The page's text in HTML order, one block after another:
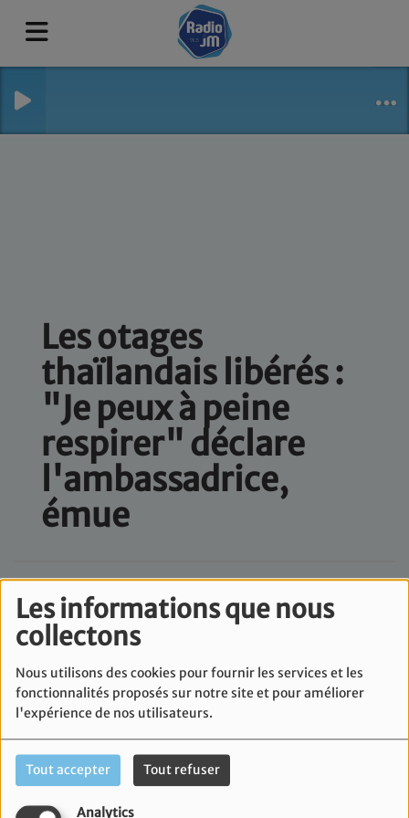
Les informations que nous
collectons
Nous utilisons des cookies pour fournir les services et les
fonctionnalités proposés sur notre site et pour améliorer
l'expérience de nos utilisateurs.
Tout accepter Tout refuser
Analytics
Les otages
thaïlandais libérés :
"Je peux à peine
respirer" déclare
l'ambassadrice,
émue